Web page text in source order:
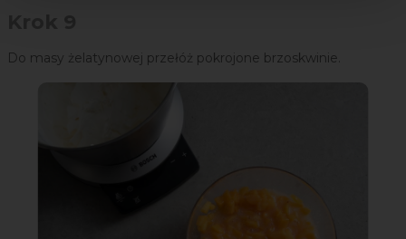
Do masy żelatynowej przełóż pokrojone brzoskwinie.